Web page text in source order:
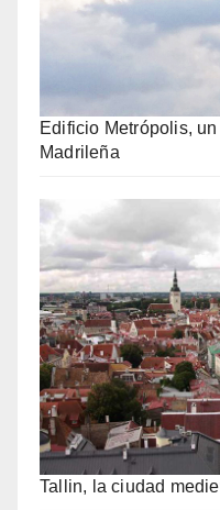
Edificio Metrópolis,
Madrileña
Tallin, la ciudad